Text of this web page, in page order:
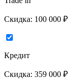
Скидка: 100 000 ₽
Кредит
Скидка: 359 000 ₽